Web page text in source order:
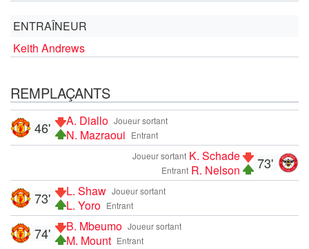
ENTRAÎNEUR
Keith Andrews
REMPLAÇANTS
Joueur sortant
A. Diallo
Entrant
N. Mazraoui
46'
73'
Joueur sortant K. Schade
Entrant R. Nelson
Joueur sortant
L. Shaw
Entrant
L. Yoro
73'
Joueur sortant
B. Mbeumo
Entrant
M. Mount
74'